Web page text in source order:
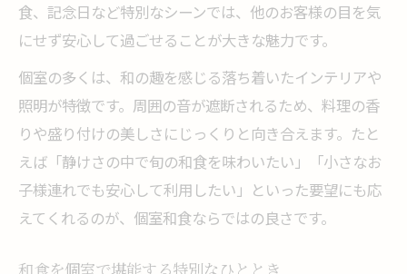
食、記念日など特別なシーンでは、他のお客様の目を気
にせず安心して過ごせることが大きな魅力です。
個室の多くは、和の趣を感じる落ち着いたインテリアや
照明が特徴です。周囲の音が遮断されるため、料理の香
りや盛り付けの美しさにじっくりと向き合えます。たと
えば「静けさの中で旬の和食を味わいたい」「小さなお
子様連れでも安心して利用したい」といった要望にも応
えてくれるのが、個室和食ならではの良さです。